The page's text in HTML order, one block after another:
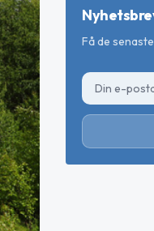
Få de